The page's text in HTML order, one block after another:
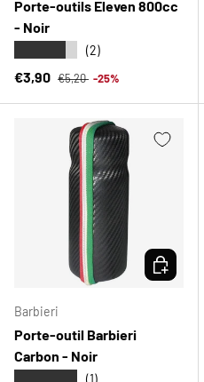
Porte-outils Eleven 800cc
- Noir
(2)
Prix soldé
€3,90 Prix habituel
€5,20 -25%
Barbieri
Porte-outil Barbieri
Carbon - Noir
(1)
CHOISIR